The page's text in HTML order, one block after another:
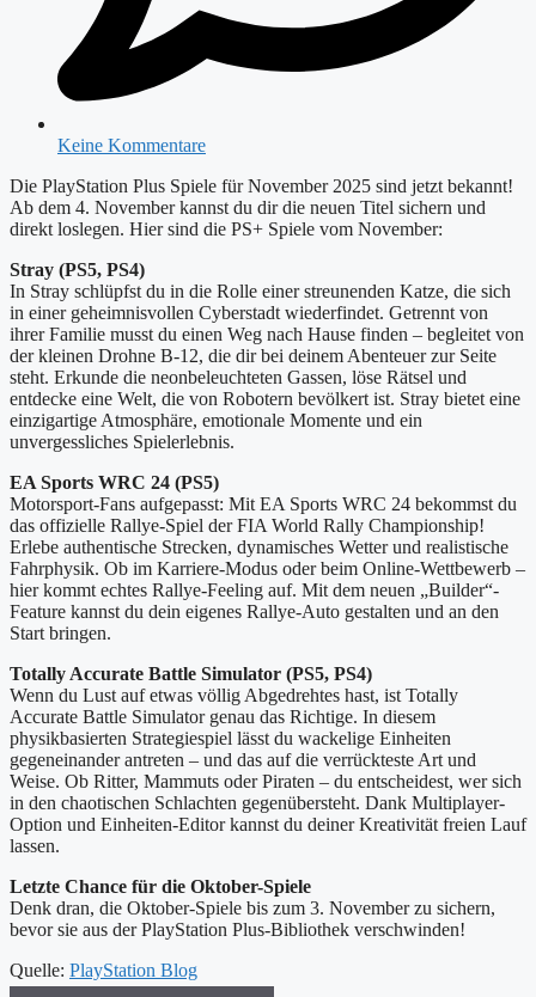
Keine Kommentare
Die PlayStation Plus Spiele für November 2025 sind jetzt bekannt!
Ab dem 4. November kannst du dir die neuen Titel sichern und
direkt loslegen. Hier sind die PS+ Spiele vom November:
Stray (PS5, PS4)
In Stray schlüpfst du in die Rolle einer streunenden Katze, die sich
in einer geheimnisvollen Cyberstadt wiederfindet. Getrennt von
ihrer Familie musst du einen Weg nach Hause finden – begleitet von
der kleinen Drohne B-12, die dir bei deinem Abenteuer zur Seite
steht. Erkunde die neonbeleuchteten Gassen, löse Rätsel und
entdecke eine Welt, die von Robotern bevölkert ist. Stray bietet eine
einzigartige Atmosphäre, emotionale Momente und ein
unvergessliches Spielerlebnis.
EA Sports WRC 24 (PS5)
Motorsport-Fans aufgepasst: Mit EA Sports WRC 24 bekommst du
das offizielle Rallye-Spiel der FIA World Rally Championship!
Erlebe authentische Strecken, dynamisches Wetter und realistische
Fahrphysik. Ob im Karriere-Modus oder beim Online-Wettbewerb –
hier kommt echtes Rallye-Feeling auf. Mit dem neuen „Builder“-
Feature kannst du dein eigenes Rallye-Auto gestalten und an den
Start bringen.
Totally Accurate Battle Simulator (PS5, PS4)
Wenn du Lust auf etwas völlig Abgedrehtes hast, ist Totally
Accurate Battle Simulator genau das Richtige. In diesem
physikbasierten Strategiespiel lässt du wackelige Einheiten
gegeneinander antreten – und das auf die verrückteste Art und
Weise. Ob Ritter, Mammuts oder Piraten – du entscheidest, wer sich
in den chaotischen Schlachten gegenübersteht. Dank Multiplayer-
Option und Einheiten-Editor kannst du deiner Kreativität freien Lauf
lassen.
Letzte Chance für die Oktober-Spiele
Denk dran, die Oktober-Spiele bis zum 3. November zu sichern,
bevor sie aus der PlayStation Plus-Bibliothek verschwinden!
Quelle: PlayStation Blog